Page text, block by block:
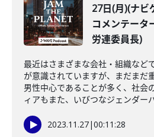
27日(月)(ナビ
コメンテータ
労連委員長)
最近はさまざまな会社・組織など
が意識されていますが、まだまだ
男性中心であることが多く、社会
ィアもまた、いびつなジェンダー
2023.11.27|00:11:28